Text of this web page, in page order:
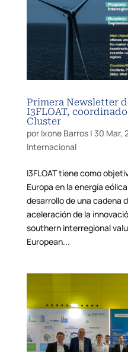
Primera Newsletter
I3FLOAT,
Cluster
por Ixone Barros| 30 Mar,
Internacional
I3FLOAT tiene como
Europa en la energía
desarrollo de una cadena
aceleración de la
southern interregional
European...